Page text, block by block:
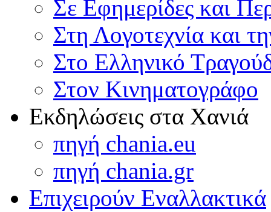
Σε Εφημερίδες και
Στη Λογοτεχνία και
Στο Ελληνικό
Στον Κινηματογράφο
Εκδηλώσεις στα Χανιά
πηγή chania.eu
πηγή chania.gr
Επιχειρούν Εναλλακτικά